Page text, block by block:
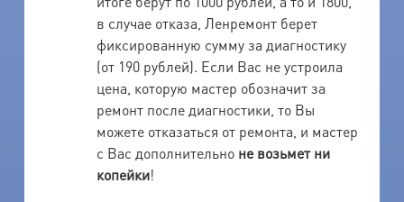
в случае отказа, Ленремонт берет
фиксированную сумму за диагностику
(от 190 рублей). Если Вас не устроила
цена, которую мастер обозначит за
ремонт после диагностики, то Вы
можете отказаться от ремонта, и мастер
с Вас дополнительно не возьмет ни
копейки!